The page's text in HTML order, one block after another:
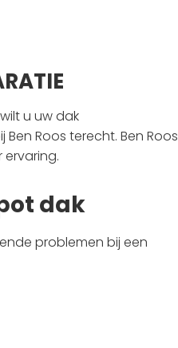
u uw dak
Roos terecht. Ben Roos
ervaring.
dak
problemen bij een